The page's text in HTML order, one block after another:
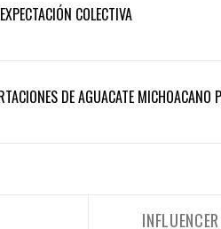
COLECTIVA
DE AGUACATE MICHOACANO